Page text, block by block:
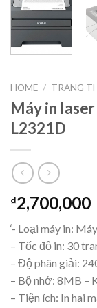
HOME / TRANG
Máy in
L2321D
₫2,700,000
‘- Loại máy in:
– Tốc độ in: 30
– Độ phân giải:
– Bộ nhớ: 8MB –
– Tiện ích: In hai